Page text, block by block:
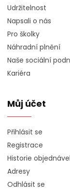
Udržitelnost
Napsali o nás
Pro školky
Náhradní plnění
Naše sociální
Kariéra
Můj účet
Přihlásit se
Registrace
Historie
Adresy
Odhlásit se